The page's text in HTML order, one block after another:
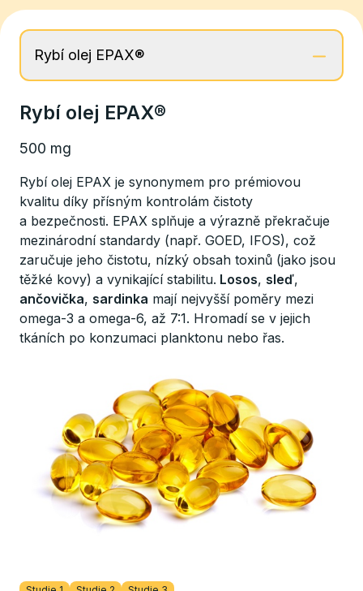
Rybí olej EPAX®
Rybí olej EPAX®
500 mg
Rybí olej EPAX je synonymem pro prémiovou
kvalitu díky přísným kontrolám čistoty
a bezpečnosti. EPAX splňuje a výrazně překračuje
mezinárodní standardy (např. GOED, IFOS), což
zaručuje jeho čistotu, nízký obsah toxinů (jako jsou
těžké kovy) a vynikající stabilitu. Losos, sleď,
ančovička, sardinka mají nejvyšší poměry mezi
omega-3 a omega-6, až 7:1. Hromadí se v jejich
tkáních po konzumaci planktonu nebo řas.